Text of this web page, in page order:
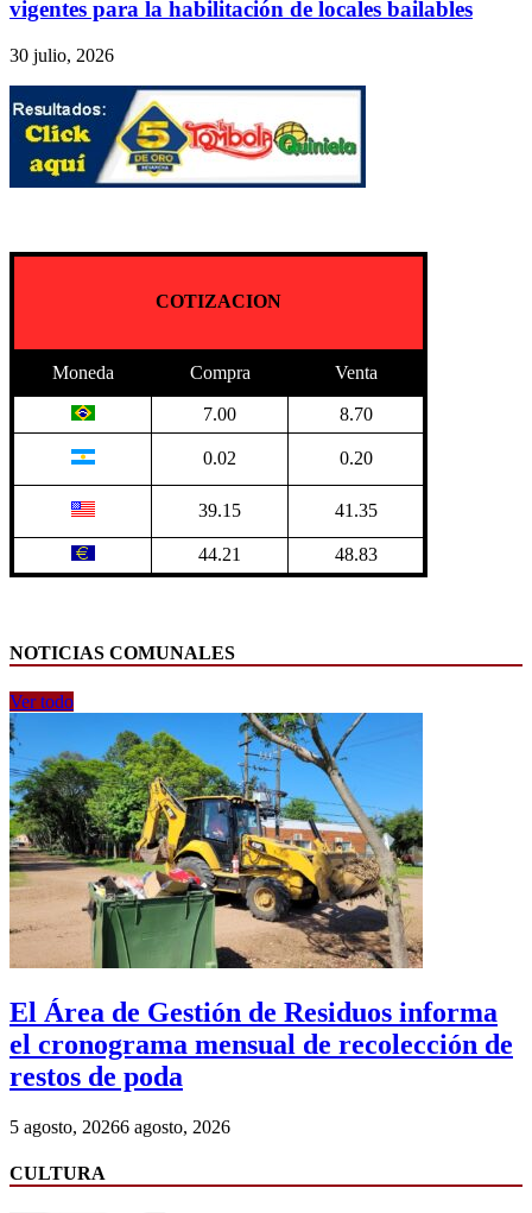
vigentes para la habilitación de locales bailables
30 julio, 2026
COTIZACION
Moneda Compra Venta
7.00 8.70
0.02 0.20
39.15 41.35
44.21 48.83
NOTICIAS COMUNALES
Ver todo
El Área de Gestión de Residuos informa
el cronograma mensual de recolección de
restos de poda
5 agosto, 20266 agosto, 2026
CULTURA